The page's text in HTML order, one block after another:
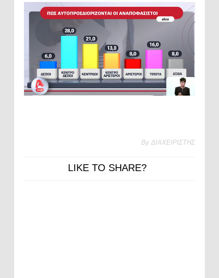
By ΔΙΑΧΕΙΡΙΣΤΗΣ
LIKE TO SHARE?